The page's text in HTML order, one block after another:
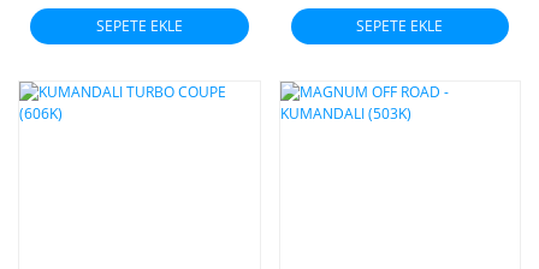
SEPETE EKLE SEPETE EKLE